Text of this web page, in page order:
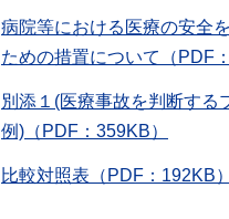
病院等における医療の安全
ための措置について（PDF
別添１(医療事故を判断する
例)（PDF：359KB）
比較対照表（PDF：192KB）